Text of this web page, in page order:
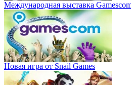
Международная выставка
Новая игра от Snail Games